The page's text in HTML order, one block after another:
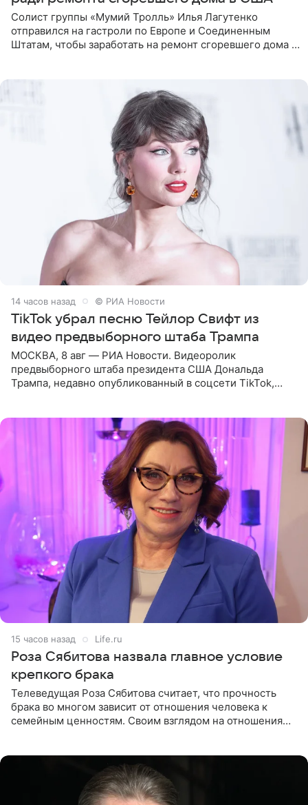
Солист группы «Мумий Тролль» Илья Лагутенко
отправился на гастроли по Европе и Соединенным
Штатам, чтобы заработать на ремонт сгоревшего дома в
14 часов назад © РИА Новости
TikTok убрал песню Тейлор Свифт из
видео предвыборного штаба Трампа
МОСКВА, 8 авг — РИА Новости. Видеоролик
предвыборного штаба президента США Дональда
Трампа, недавно опубликованный в соцсети TikTok,
15 часов назад Life.ru
Роза Сябитова назвала главное условие
крепкого брака
Телеведущая Роза Сябитова считает, что прочность
брака во многом зависит от отношения человека к
семейным ценностям. Своим взглядом на отношения